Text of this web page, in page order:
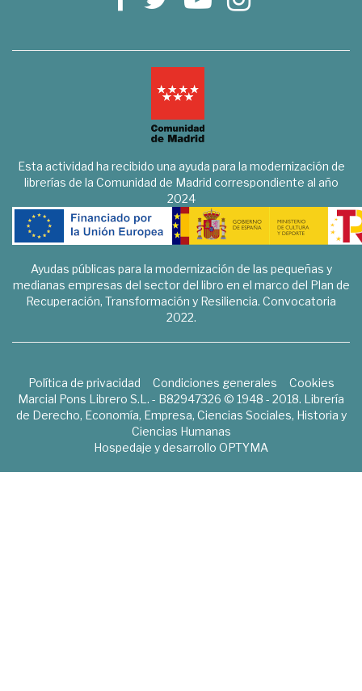
Esta actividad ha recibido una ayuda para la modernización de
librerías de la Comunidad de Madrid correspondiente al año
2024
Ayudas públicas para la modernización de las pequeñas y
medianas empresas del sector del libro en el marco del Plan de
Recuperación, Transformación y Resiliencia. Convocatoria
2022.
Política de privacidad Condiciones generales
Cookies
Marcial Pons Librero S.L. - B82947326 © 1948 - 2018. Librería
de Derecho, Economía, Empresa, Ciencias Sociales, Historia y
Ciencias Humanas
Hospedaje y desarrollo OPTYMA